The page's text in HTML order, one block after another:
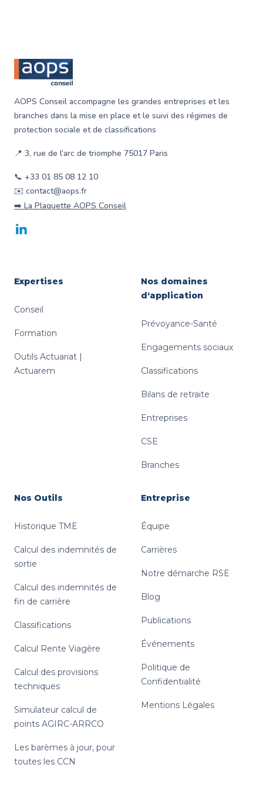
AOPS Conseil accompagne les grandes entreprises et les
branches dans la mise en place et le suivi des régimes de
protection sociale et de classifications
📍 3, rue de l‘arc de triomphe 75017 Paris
📞 +33 01 85 08 12 10
✉️ contact@aops.fr
➡️ La Plaquette AOPS Conseil
LinkedIn
Expertises
Conseil
Formation
Outils Actuariat |
Actuarem
Nos domaines
d‘application
Prévoyance-Santé
Engagements sociaux
Classifications
Bilans de retraite
Entreprises
CSE
Branches
Nos Outils
Historique TME
Calcul des indemnités de
sortie
Calcul des indemnités de
fin de carrière
Classifications
Calcul Rente Viagère
Calcul des provisions
techniques
Simulateur calcul de
points AGIRC-ARRCO
Les barèmes à jour, pour
toutes les CCN
Entreprise
Équipe
Carrières
Notre démarche RSE
Blog
Publications
Événements
Politique de
Confidentialité
Mentions Légales